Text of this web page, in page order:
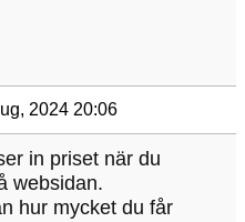
2024 20:06
in priset när du
websidan.
hur mycket du får